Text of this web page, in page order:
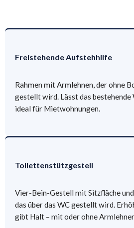
Freistehende Aufstehhilfe
Rahmen mit Armlehnen, der ohne
gestellt wird. Lässt das bestehende
ideal für Mietwohnungen.
Toilettenstützgestell
Vier-Bein-Gestell mit Sitzfläche
das über das WC gestellt wird.
gibt Halt – mit oder ohne